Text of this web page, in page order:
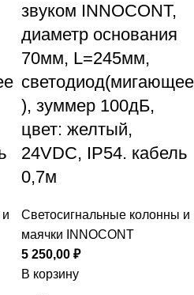
звуком INNOCONT,
диаметр основания
70мм, L=245мм,
светодиод(мигающее
), зуммер 100дБ,
цвет: желтый,
24VDC, IP54. кабель
0,7м
Светосигнальные колонны и
маячки INNOCONT
5 250,00 ₽
В корзину